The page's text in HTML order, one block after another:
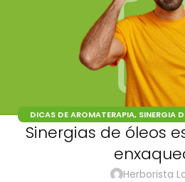
DICAS DE AROMATERAPIA, SINERGIA
ENXAQUECA
Sinergias de óleos
Herborista